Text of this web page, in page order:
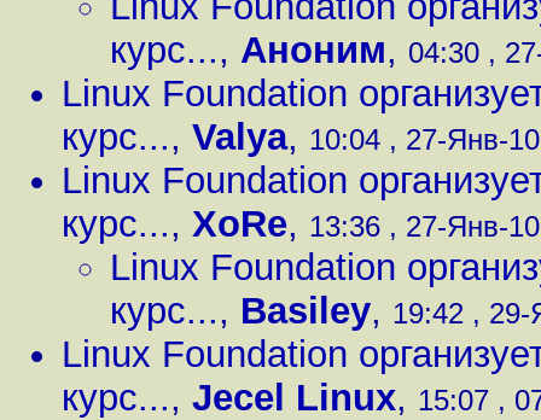
курс..., Аноним, 04:30 ,
Linux Foundation
курс..., Valya, 10:04 , 27-Янв-
Linux Foundation
курс..., XoRe, 13:36 , 27-Янв-
Linux Foundation
курс..., Basiley, 19:42 ,
Linux Foundation
курс..., Jecel Linux, 15:07 ,